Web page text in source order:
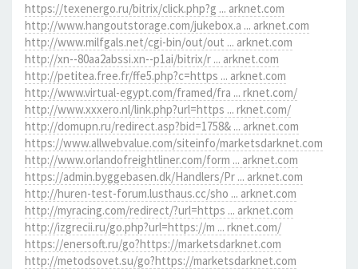
https://texenergo.ru/bitrix/click.php?g ... arknet.com
http://www.hangoutstorage.com/jukebox.a ... arknet.com
http://www.milfgals.net/cgi-bin/out/out ... arknet.com
http://xn--80aa2abssi.xn--p1ai/bitrix/r ... arknet.com
http://petitea.free.fr/ffe5.php?c=https ... arknet.com
http://www.virtual-egypt.com/framed/fra ... rknet.com/
http://www.xxxero.nl/link.php?url=https ... rknet.com/
http://domupn.ru/redirect.asp?bid=1758& ... arknet.com
https://www.allwebvalue.com/siteinfo/marketsdarknet.com
http://www.orlandofreightliner.com/form ... arknet.com
https://admin.byggebasen.dk/Handlers/Pr ... arknet.com
http://huren-test-forum.lusthaus.cc/sho ... arknet.com
http://myracing.com/redirect/?url=https ... arknet.com
http://izgrecii.ru/go.php?url=https://m ... rknet.com/
https://enersoft.ru/go?https://marketsdarknet.com
http://metodsovet.su/go?https://marketsdarknet.com